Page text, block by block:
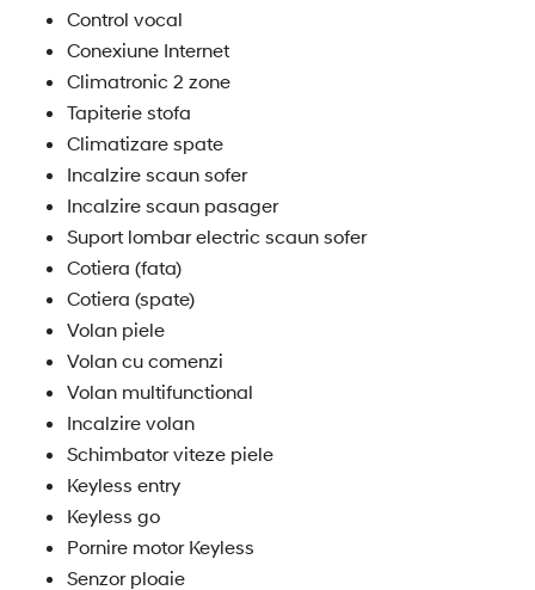
Control vocal
Conexiune Internet
Climatronic 2 zone
Tapiterie stofa
Climatizare spate
Incalzire scaun sofer
Incalzire scaun pasager
Suport lombar electric scaun sofer
Cotiera (fata)
Cotiera (spate)
Volan piele
Volan cu comenzi
Volan multifunctional
Incalzire volan
Schimbator viteze piele
Keyless entry
Keyless go
Pornire motor Keyless
Senzor ploaie